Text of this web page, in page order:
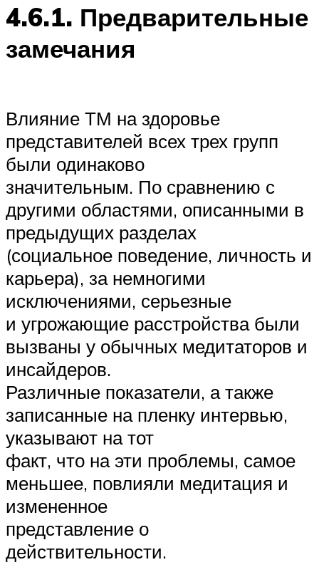
4.6.1. Предварительные
замечания
Влияние ТМ на здоровье
представителей всех трех групп
были одинаково
значительным. По сравнению с
другими областями, описанными в
предыдущих разделах
(социальное поведение, личность и
карьера), за немногими
исключениями, серьезные
и угрожающие расстройства были
вызваны у обычных медитаторов и
инсайдеров.
Различные показатели, а также
записанные на пленку интервью,
указывают на тот
факт, что на эти проблемы, самое
меньшее, повлияли медитация и
измененное
представление о
действительности.